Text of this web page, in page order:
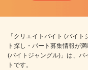
「クリエイトバイト (バイ
ト探し・パート募集情報が
(バイトジャングル)」は、バ
トです。